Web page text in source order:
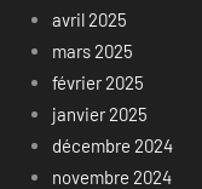
avril 2025
mars 2025
février 2025
janvier 2025
décembre 2024
novembre 2024